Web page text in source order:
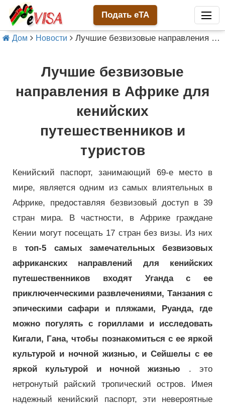
Подать eTA
Дом Новости Лучшие безвизовые направления в Африке для кенийских путешественников и туристов
Лучшие безвизовые
направления в Африке для
кенийских
путешественников и
туристов
Кенийский паспорт, занимающий 69-е место в
мире, является одним из самых влиятельных в
Африке, предоставляя безвизовый доступ в 39
стран мира. В частности, в Африке граждане
Кении могут посещать 17 стран без визы. Из них
втоп-5 самых замечательных безвизовых
африканских направлений для кенийских
путешественников входят Уганда с ее
приключенческими развлечениями, Танзания с
эпическими сафари и пляжами, Руанда, где
можно погулять с гориллами и исследовать
Кигали, Гана, чтобы познакомиться с ее яркой
культурой и ночной жизнью, и Сейшелы с ее
яркой культурой и ночной жизнью . это
нетронутый райский тропический остров. Имея
надежный кенийский паспорт, эти невероятные